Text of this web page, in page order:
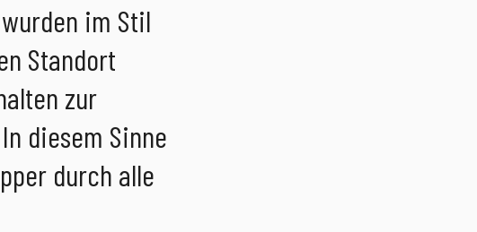
im Stil
Standort
zur
diesem Sinne
durch alle